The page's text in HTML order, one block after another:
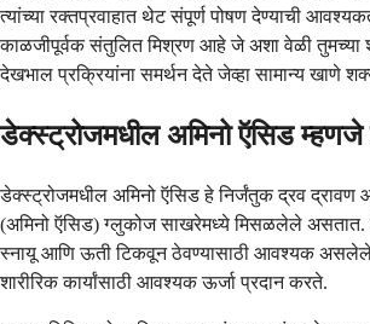
त्यांच्या रक्तप्रवाहात थेट संपूर्ण पोषण देण्याची
काळजीपूर्वक संतुलित मिश्रण आहे जे अशा वेळी तुमच्या
देखभाल प्रक्रियांना समर्थन देते जेव्हा सामान्य खाणे
डेक्स्ट्रोजमधील अमिनो ऍसिड म्हणजे
डेक्स्ट्रोजमधील अमिनो ऍसिड हे निर्जंतुक द्रव
(अमिनो ऍसिड) ग्लुकोज साखरेमध्ये मिसळलेले असतात.
स्नायू आणि ऊती टिकवून ठेवण्यासाठी आवश्यक
शारीरिक कार्यांसाठी आवश्यक ऊर्जा प्रदान करते.